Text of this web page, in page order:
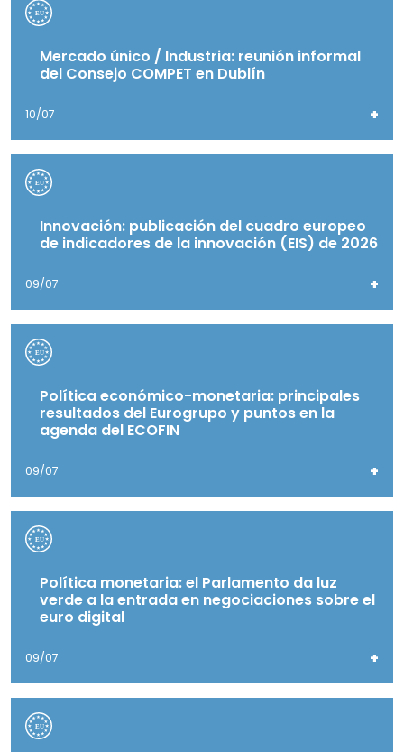
Mercado único / Industria: reunión informal
del Consejo COMPET en Dublín
10/07 +
Innovación: publicación del cuadro europeo
de indicadores de la innovación (EIS) de 2026
09/07 +
Política económico-monetaria: principales
resultados del Eurogrupo y puntos en la
agenda del ECOFIN
09/07 +
Política monetaria: el Parlamento da luz
verde a la entrada en negociaciones sobre el
euro digital
09/07 +